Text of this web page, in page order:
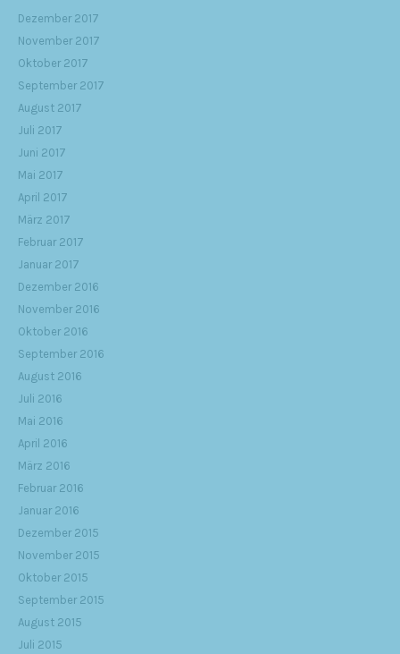
Dezember 2017
November 2017
Oktober 2017
September 2017
August 2017
Juli 2017
Juni 2017
Mai 2017
April 2017
März 2017
Februar 2017
Januar 2017
Dezember 2016
November 2016
Oktober 2016
September 2016
August 2016
Juli 2016
Mai 2016
April 2016
März 2016
Februar 2016
Januar 2016
Dezember 2015
November 2015
Oktober 2015
September 2015
August 2015
Juli 2015